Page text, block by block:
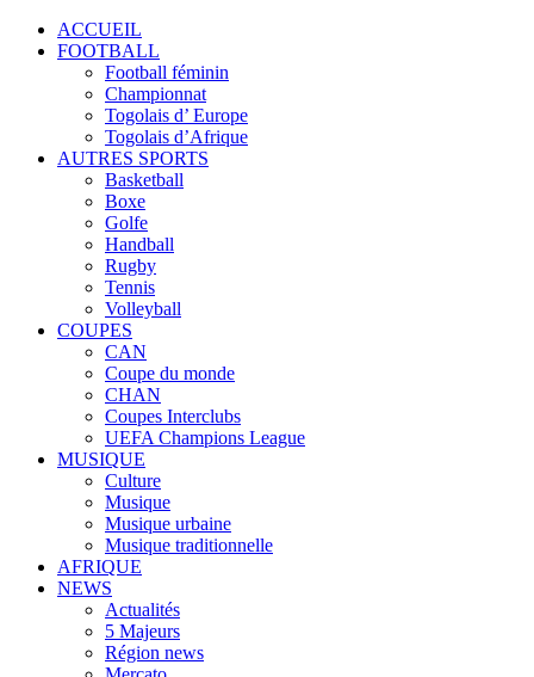
ACCUEIL
FOOTBALL
Football féminin
Championnat
Togolais d’ Europe
Togolais d’Afrique
AUTRES SPORTS
Basketball
Boxe
Golfe
Handball
Rugby
Tennis
Volleyball
COUPES
CAN
Coupe du monde
CHAN
Coupes Interclubs
UEFA Champions League
MUSIQUE
Culture
Musique
Musique urbaine
Musique traditionnelle
AFRIQUE
NEWS
Actualités
5 Majeurs
Région news